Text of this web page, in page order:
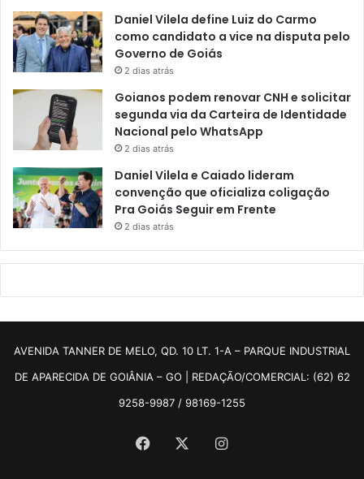
Daniel Vilela define Luiz do Carmo
como candidato a vice na disputa pelo
Governo de Goiás
2 dias atrás
Goianos podem renovar CNH e solicitar
segunda via da Carteira de Identidade
Nacional pelo WhatsApp
2 dias atrás
Daniel Vilela e Caiado lideram
convenção que oficializa coligação
Pra Goiás Seguir em Frente
2 dias atrás
AVENIDA TANNER DE MELO, QD. 10 LT. 1-A – PARQUE INDUSTRIAL
DE APARECIDA DE GOIÂNIA – GO | REDAÇÃO/COMERCIAL: (62) 62
9258-9987 / 98169-1255
Facebook Instagram